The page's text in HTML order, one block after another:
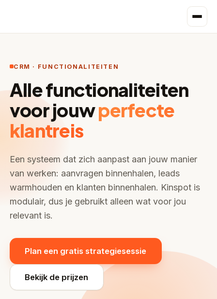
CRM · FUNCTIONALITEITEN
Alle functionaliteiten
voor jouwperfecte
klantreis
Een systeem dat zich aanpast aan jouw manier
van werken: aanvragen binnenhalen, leads
warmhouden en klanten binnenhalen. Kinspot is
modulair, dus je gebruikt alleen wat voor jou
relevant is.
Plan een gratis strategiesessie
Bekijk de prijzen